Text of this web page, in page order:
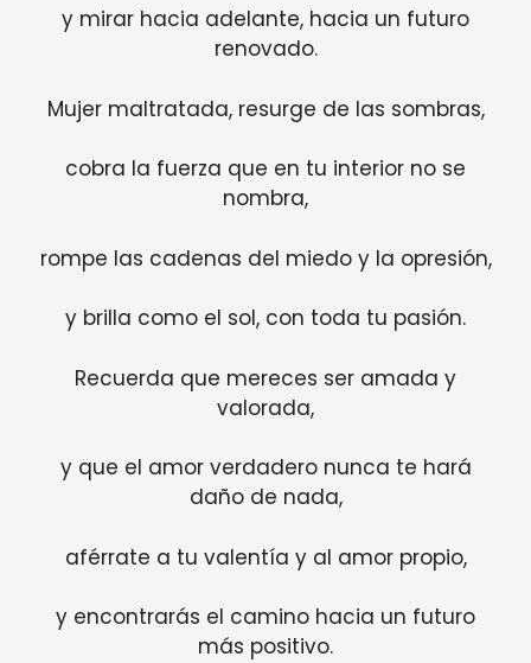
y mirar hacia adelante, hacia un futuro
renovado.
Mujer maltratada, resurge de las sombras,
cobra la fuerza que en tu interior no se
nombra,
rompe las cadenas del miedo y la opresión,
y brilla como el sol, con toda tu pasión.
Recuerda que mereces ser amada y
valorada,
y que el amor verdadero nunca te hará
daño de nada,
aférrate a tu valentía y al amor propio,
y encontrarás el camino hacia un futuro
más positivo.